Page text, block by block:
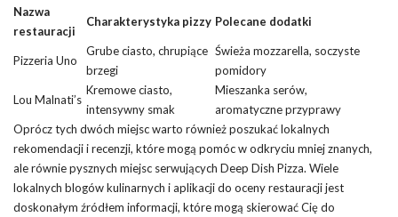
Nazwa
restauracji
Charakterystyka pizzy Polecane dodatki
Pizzeria Uno
Grube ciasto, chrupiące
brzegi
Świeża mozzarella, soczyste
pomidory
Lou Malnati’s
Kremowe ciasto,
intensywny smak
Mieszanka serów,
aromatyczne przyprawy
Oprócz tych dwóch miejsc warto również poszukać lokalnych
rekomendacji i recenzji, które mogą pomóc w odkryciu mniej znanych,
ale równie pysznych miejsc serwujących Deep Dish Pizza. Wiele
lokalnych blogów kulinarnych i aplikacji do oceny restauracji jest
doskonałym źródłem informacji, które mogą skierować Cię do